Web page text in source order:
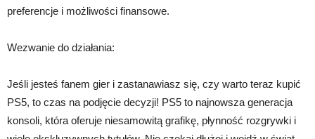
preferencje i możliwości finansowe.
Wezwanie do działania:
Jeśli jesteś fanem gier i zastanawiasz się, czy warto teraz kupić
PS5, to czas na podjęcie decyzji! PS5 to najnowsza generacja
konsoli, która oferuje niesamowitą grafikę, płynność rozgrywki i